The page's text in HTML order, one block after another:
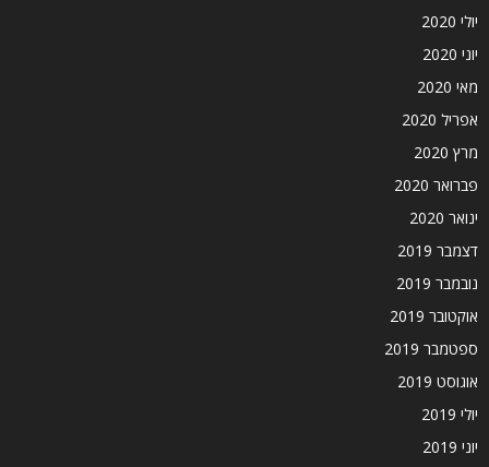
יולי 2020
יוני 2020
מאי 2020
אפריל 2020
מרץ 2020
פברואר 2020
ינואר 2020
דצמבר 2019
נובמבר 2019
אוקטובר 2019
ספטמבר 2019
אוגוסט 2019
יולי 2019
יוני 2019